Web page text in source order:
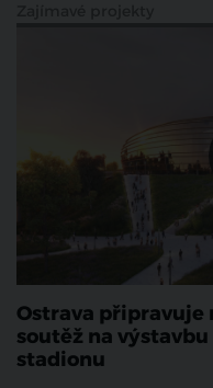
Ostrava
soutěž na
stadionu